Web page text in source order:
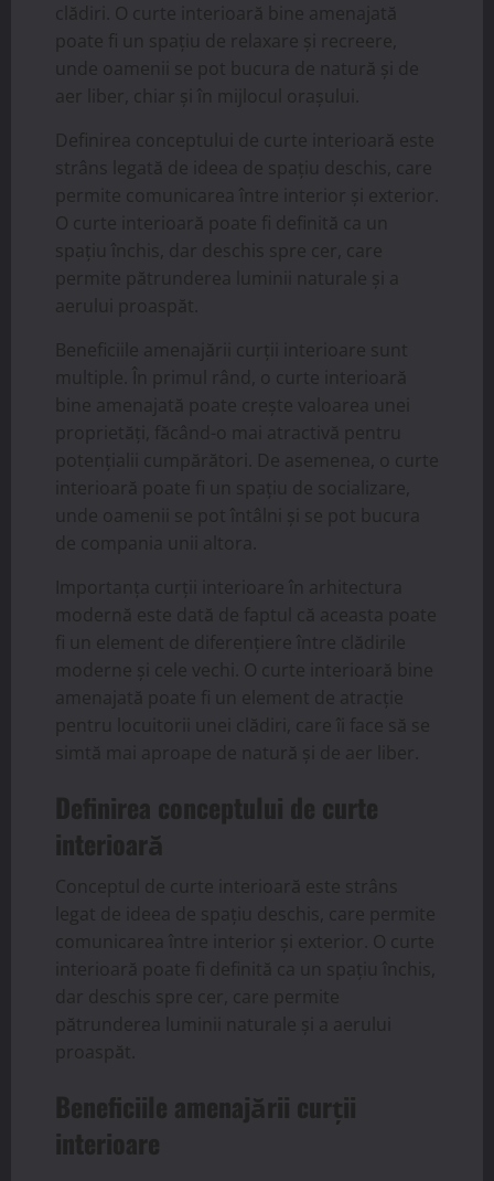
clădiri. O curte interioară bine amenajată
poate fi un spațiu de relaxare și recreere,
unde oamenii se pot bucura de natură și de
aer liber, chiar și în mijlocul orașului.
Definirea conceptului de curte interioară este
strâns legată de ideea de spațiu deschis, care
permite comunicarea între interior și exterior.
O curte interioară poate fi definită ca un
spațiu închis, dar deschis spre cer, care
permite pătrunderea luminii naturale și a
aerului proaspăt.
Beneficiile amenajării curții interioare sunt
multiple. În primul rând, o curte interioară
bine amenajată poate crește valoarea unei
proprietăți, făcând-o mai atractivă pentru
potențialii cumpărători. De asemenea, o curte
interioară poate fi un spațiu de socializare,
unde oamenii se pot întâlni și se pot bucura
de compania unii altora.
Importanța curții interioare în arhitectura
modernă este dată de faptul că aceasta poate
fi un element de diferențiere între clădirile
moderne și cele vechi. O curte interioară bine
amenajată poate fi un element de atracție
pentru locuitorii unei clădiri, care îi face să se
simtă mai aproape de natură și de aer liber.
Definirea conceptului de curte
interioară
Conceptul de curte interioară este strâns
legat de ideea de spațiu deschis, care permite
comunicarea între interior și exterior. O curte
interioară poate fi definită ca un spațiu închis,
dar deschis spre cer, care permite
pătrunderea luminii naturale și a aerului
proaspăt.
Beneficiile amenajării curții
interioare